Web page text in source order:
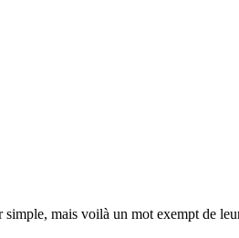
mais voilà un mot exempt de